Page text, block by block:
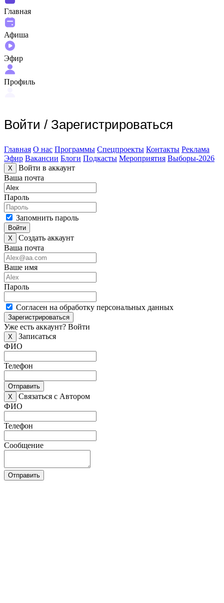
Главная
Афиша
Эфир
Профиль
Войти / Зарегистрироваться
Главная О нас Программы Спецпроекты Контакты Реклама
Эфир Вакансии Блоги Подкасты Мероприятия Выборы-2026
X
Войти в аккаунт
Ваша почта
Пароль
Запомнить пароль
Войти
X
Создать аккаунт
Ваша почта
Ваше имя
Пароль
Согласен на обработку персональных данных
Зарегистрироваться
Уже есть аккаунт? Войти
X
Записаться
ФИО
Телефон
Отправить
X
Связаться с Автором
ФИО
Телефон
Сообщение
Отправить